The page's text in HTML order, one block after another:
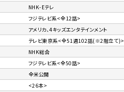
NHK-Eテレ
フジテレビ系<全12話>
アメリカ、4キッズエンタテインメント
テレビ東京系<全51週102話(※2階立て)>
NHK総合
フジテレビ系<全50話>
全米公開
<26本>